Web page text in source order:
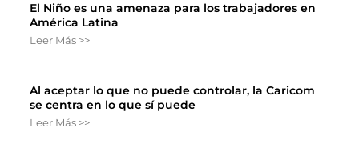
El Niño es una amenaza para los trabajadores en
América Latina
Leer Más >>
Al aceptar lo que no puede controlar, la Caricom
se centra en lo que sí puede
Leer Más >>